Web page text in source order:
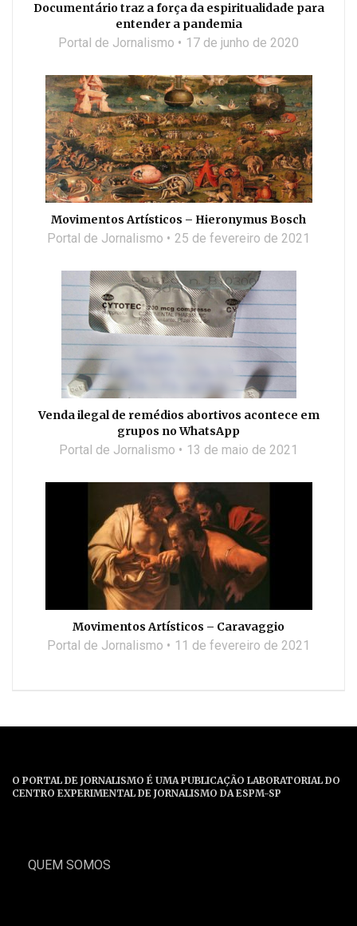
Documentário traz a força da espiritualidade para
entender a pandemia
Portal de Jornalismo 17 de junho de 2020
Movimentos Artísticos – Hieronymus Bosch
Portal de Jornalismo 25 de fevereiro de 2021
Venda ilegal de remédios abortivos acontece em
grupos no WhatsApp
Portal de Jornalismo 13 de maio de 2021
Movimentos Artísticos – Caravaggio
Portal de Jornalismo 11 de fevereiro de 2021
O PORTAL DE JORNALISMO É UMA PUBLICAÇÃO LABORATORIAL DO
CENTRO EXPERIMENTAL DE JORNALISMO DA ESPM-SP
QUEM SOMOS